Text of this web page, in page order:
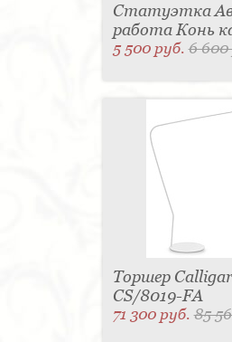
Статуэтка
работа Конь
5 500 руб.6 600
Торшер
CS/8019-FA
71 300 руб.85